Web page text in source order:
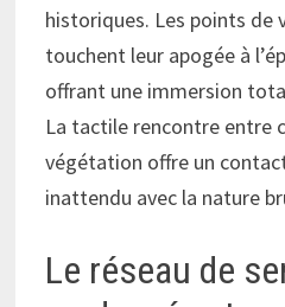
historiques. Les points de
touchent leur apogée à
offrant une immersion
La tactile rencontre entre
végétation offre un
inattendu avec la nature
Le réseau de